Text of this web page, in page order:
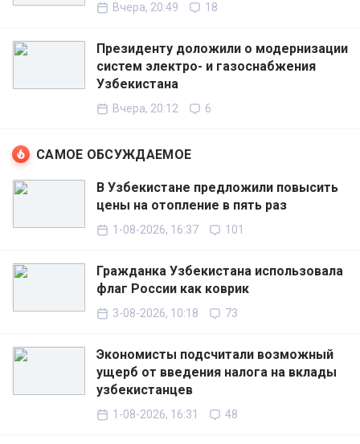
Вчера, 20:49 18
Президенту доложили о модернизации
систем электро- и газоснабжения
Узбекистана
Вчера, 20:12 6
САМОЕ ОБСУЖДАЕМОЕ
В Узбекистане предложили повысить
цены на отопление в пять раз
1-08-2026, 16:37 101
Гражданка Узбекистана использовала
флаг России как коврик
3-08-2026, 10:18 73
Экономисты подсчитали возможный
ущерб от введения налога на вклады
узбекистанцев
1-08-2026, 16:31 48